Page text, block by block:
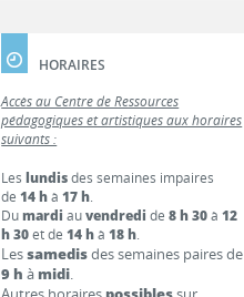
HORAIRES
Accès au Centre de Ressources
pédagogiques et artistiques aux horaires
suivants :
Leslundisdes semaines impaires
de14 hà17 h.
Dumardi auvendredi de8 h 30à12
h 30et de14 hà18 h.
Lessamedisdes semaines paires de
9 h à midi.